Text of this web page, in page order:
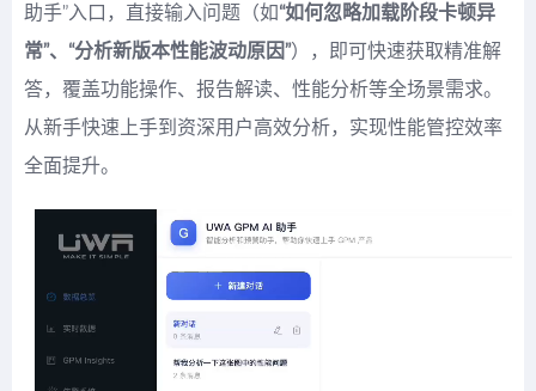
助手”入口，直接输入问题（如“如何忽略加载阶段卡顿异
常”、“分析新版本性能波动原因”），即可快速获取精准解
答，覆盖功能操作、报告解读、性能分析等全场景需求。
从新手快速上手到资深用户高效分析，实现性能管控效率
全面提升。